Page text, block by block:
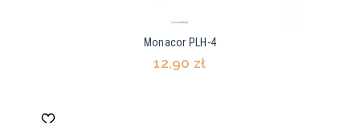
Monacor PLH-4
12,90 zł